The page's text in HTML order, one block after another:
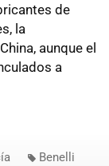
de
la
aunque el
a
Benelli